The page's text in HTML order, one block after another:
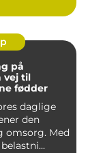
på
vej til
fødder
daglige
den
omsorg. Med